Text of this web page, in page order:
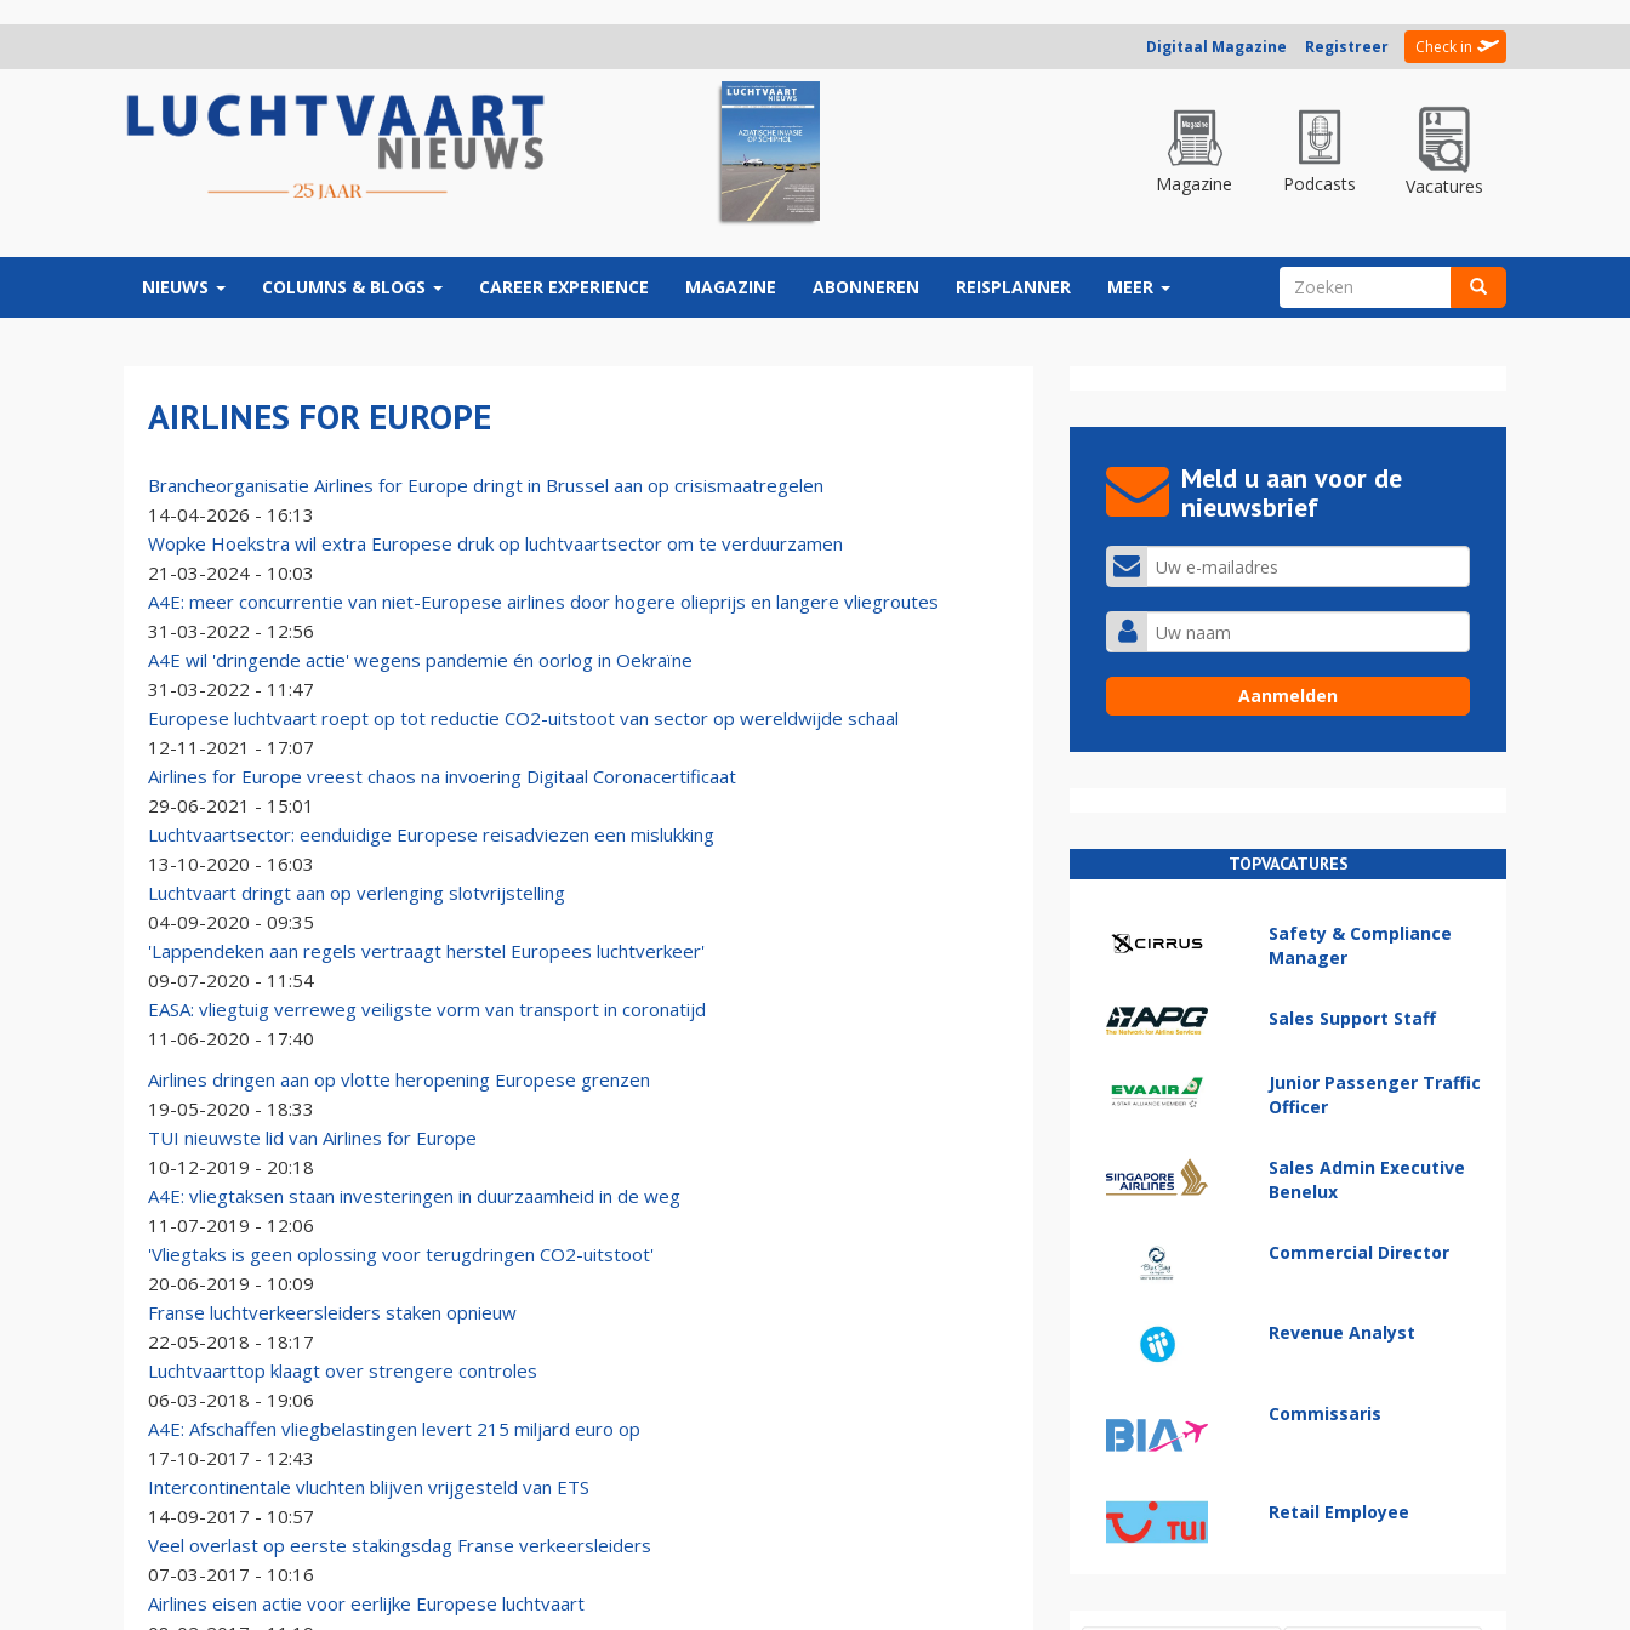
Digitaal Magazine Registreer Check in
Magazine Podcasts Vacatures
NIEUWS COLUMNS & BLOGS CAREER EXPERIENCE MAGAZINE ABONNEREN REISPLANNER MEER ZOEKVELD
AIRLINES FOR EUROPE
Brancheorganisatie Airlines for Europe dringt in Brussel aan op crisismaatregelen
14-04-2026 - 16:13
Wopke Hoekstra wil extra Europese druk op luchtvaartsector om te verduurzamen
21-03-2024 - 10:03
A4E: meer concurrentie van niet-Europese airlines door hogere olieprijs en langere vliegroutes
31-03-2022 - 12:56
A4E wil 'dringende actie' wegens pandemie én oorlog in Oekraïne
31-03-2022 - 11:47
Europese luchtvaart roept op tot reductie CO2-uitstoot van sector op wereldwijde schaal
12-11-2021 - 17:07
Airlines for Europe vreest chaos na invoering Digitaal Coronacertificaat
29-06-2021 - 15:01
Luchtvaartsector: eenduidige Europese reisadviezen een mislukking
13-10-2020 - 16:03
Luchtvaart dringt aan op verlenging slotvrijstelling
04-09-2020 - 09:35
'Lappendeken aan regels vertraagt herstel Europees luchtverkeer'
09-07-2020 - 11:54
EASA: vliegtuig verreweg veiligste vorm van transport in coronatijd
11-06-2020 - 17:40
Airlines dringen aan op vlotte heropening Europese grenzen
19-05-2020 - 18:33
TUI nieuwste lid van Airlines for Europe
10-12-2019 - 20:18
A4E: vliegtaksen staan investeringen in duurzaamheid in de weg
11-07-2019 - 12:06
'Vliegtaks is geen oplossing voor terugdringen CO2-uitstoot'
20-06-2019 - 10:09
Franse luchtverkeersleiders staken opnieuw
22-05-2018 - 18:17
Luchtvaarttop klaagt over strengere controles
06-03-2018 - 19:06
A4E: Afschaffen vliegbelastingen levert 215 miljard euro op
17-10-2017 - 12:43
Intercontinentale vluchten blijven vrijgesteld van ETS
14-09-2017 - 10:57
Veel overlast op eerste stakingsdag Franse verkeersleiders
07-03-2017 - 10:16
Airlines eisen actie voor eerlijke Europese luchtvaart
Meld u aan voor de
nieuwsbrief
TOPVACATURES
Safety & Compliance
Manager
Sales Support Staff
Junior Passenger Traffic
Officer
Sales Admin Executive
Benelux
Commercial Director
Revenue Analyst
Commissaris
Retail Employee